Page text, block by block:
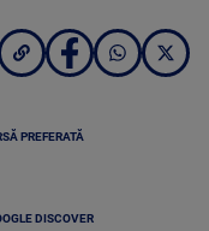
PREFERATĂ
DISCOVER